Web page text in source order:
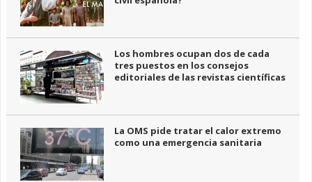
Los hombres ocupan dos de cada
tres puestos en los consejos
editoriales de las revistas científicas
La OMS pide tratar el calor extremo
como una emergencia sanitaria